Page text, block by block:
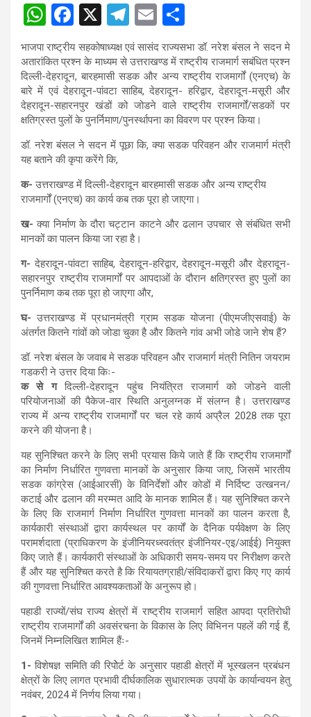
W
h
at
s
A
p
p
F
a
ce
b
o
o
k
X
T
el
e
gr
a
m
E
m
ail
h
ar
e
भाजपा राष्ट्रीय सहकोषाध्यक्ष एवं सासंद राज्यसभा डॉ. नरेश बंसल ने सदन मे
अतारांकित प्रश्न के माध्यम से उत्तराखण्ड में राष्ट्रीय राजमार्ग सबंधित प्रश्न
दिल्ली-देहरादून, बारहमासी सडक और अन्य राष्ट्रीय राजमार्गों (एनएच) के
बारे में एवं देहरादून-पांवटा साहिब, देहरादून- हरिद्वार, देहरादून-मसूरी और
देहरादून-सहारनपुर खंडों को जोडने वाले राष्ट्रीय राजमार्गों/सडकों पर
क्षतिग्रस्त पुलों के पुनर्निमाण/पुनर्स्थापना का विवरण पर प्रश्न किया।
डॉ. नरेश बंसल ने सदन में पूछा कि, क्या सडक परिवहन और राजमार्ग मंत्री
यह बताने की कृपा करेंगे कि,
क- उत्तराखण्ड में दिल्ली-देहरादून बारहमासी सडक और अन्य राष्ट्रीय
राजमार्गों (एनएच) का कार्य कब तक पूरा हो जाएगा।
ख- क्या निर्माण के दौरा चट्टान काटने और ढलान उपचार से संबंधित सभी
मानकों का पालन किया जा रहा है।
ग- देहरादून-पांवटा साहिब, देहरादून-हरिद्वार, देहरादून-मसूरी और देहरादून-
सहारनपुर राष्ट्रीय राजमार्गों पर आपदाओं के दौरान क्षतिग्रस्त हुए पुलों का
पुनर्निमाण कब तक पूरा हो जाएगा और,
घ- उत्तराखण्ड में प्रधानमंत्री ग्राम सडक योजना (पीएमजीएसवाई) के
अंतर्गत कितने गांवों को जोडा चुका है और कितने गांव अभी जोडे जाने शेष हैं?
डॉ. नरेश बंसल के जवाब मे सडक परिवहन और राजमार्ग मंत्री नितिन जयराम
गडकरी ने उत्तर दिया किः-
क से गदिल्ली-देहरादून पहुंच नियंत्रित राजमार्ग को जोडने वाली
परियोजनाओं की पैकेज-वार स्थिति अनुलग्नक में संलग्न है। उत्तराखण्ड
राज्य में अन्य राष्ट्रीय राजमार्गों पर चल रहे कार्य अप्रैल 2028 तक पूरा
करने की योजना है।
यह सुनिश्चित करने के लिए सभी प्रयास किये जाते हैं कि राष्ट्रीय राजमार्गों
का निर्माण निर्धारित गुणवत्ता मानकों के अनुसार किया जाए, जिसमें भारतीय
सडक कांग्रेस (आईआरसी) के विनिर्देशों और कोडों में निर्दिष्ट उत्खनन/
कटाई और ढलान की मरम्मत आदि के मानक शामिल हैं। यह सुनिश्चित करने
के लिए कि राजमार्ग निर्माण निर्धारित गुणवत्ता मानकों का पालन करता है,
कार्यकारी संस्थाओं द्वारा कार्यस्थल पर कार्यों के दैनिक पर्यवेक्षण के लिए
परामर्शदाता (प्राधिकरण के इंजीनियरध्स्वतंत्र इंजीनियर-एइ/आईई) नियुक्त
किए जाते हैं। कार्यकारी संस्थाओं के अधिकारी समय-समय पर निरीक्षण करते
हैं और यह सुनिश्चित करते है कि रियायतग्राही/संविदाकरों द्वारा किए गए कार्य
की गुणवत्ता निर्धारित आवश्यकताओं के अनुरूप हो।
पहाडी राज्यों/संघ राज्य क्षेत्रों में राष्ट्रीय राजमार्ग सहित आपदा प्रतिरोधी
राष्ट्रीय राजमार्गों की अवसंरचना के विकास के लिए विभिनन पहलें की गई हैं,
जिनमें निम्नलिखित शामिल हैंः-
1- विशेषज्ञ समिति की रिपोेर्ट के अनुसार पहाडी क्षेत्रों में भूस्खलन प्रबंधन
क्षेत्रों के लिए लागत प्रभावी दीर्घकालिक सुधारात्मक उपयों के कार्यान्वयन हेतु
नवंबर, 2024 में निर्णय लिया गया।